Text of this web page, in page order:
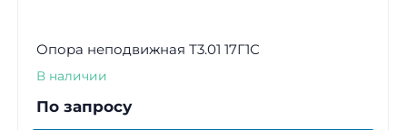
Опора неподвижная Т3.01 17Г1С
В наличии
По запросу